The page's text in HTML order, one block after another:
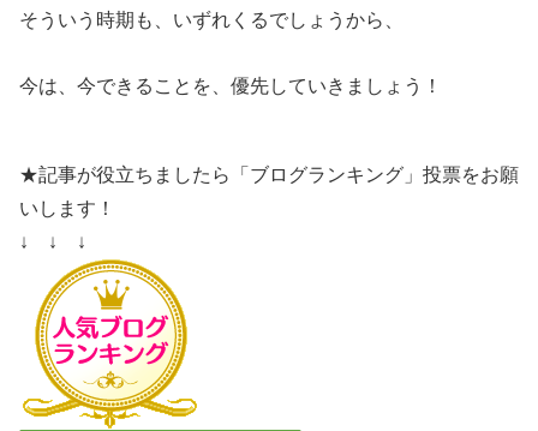
そういう時期も、いずれくるでしょうから、
今は、今できることを、優先していきましょう！
★記事が役立ちましたら「ブログランキング」投票をお願
いします！
↓ ↓ ↓